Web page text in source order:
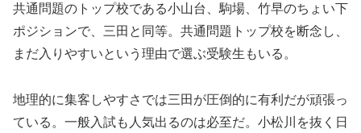
共通問題のトップ校である小山台、駒場、竹早のちょい下
ポジションで、三田と同等。共通問題トップ校を断念し、
まだ入りやすいという理由で選ぶ受験生もいる。
地理的に集客しやすさでは三田が圧倒的に有利だが頑張っ
ている。一般入試も人気出るのは必至だ。小松川を抜く日